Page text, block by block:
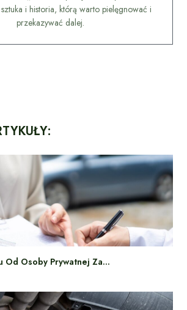
i historia, którą warto pielęgnować i
przekazywać dalej.
Od Osoby Prywatnej Za…